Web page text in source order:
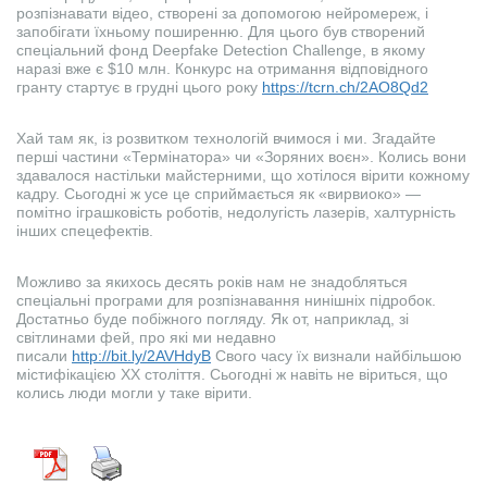
розпізнавати відео, створені за допомогою нейромереж, і
запобігати їхньому поширенню. Для цього був створений
спеціальний фонд Deepfake Detection Challenge, в якому
наразі вже є $10 млн. Конкурс на отримання відповідного
гранту стартує в грудні цього року https://tcrn.ch/2AO8Qd2
Хай там як, із розвитком технологій вчимося і ми. Згадайте
перші частини «Термінатора» чи «Зоряних воєн». Колись вони
здавалося настільки майстерними, що хотілося вірити кожному
кадру. Сьогодні ж усе це сприймається як «вирвиоко» —
помітно іграшковість роботів, недолугість лазерів, халтурність
інших спецефектів.
Можливо за якихось десять років нам не знадобляться
спеціальні програми для розпізнавання нинішніх підробок.
Достатньо буде побіжного погляду. Як от, наприклад, зі
світлинами фей, про які ми недавно
писали http://bit.ly/2AVHdyB Свого часу їх визнали найбільшою
містифікацією XX століття. Сьогодні ж навіть не віриться, що
колись люди могли у таке вірити.